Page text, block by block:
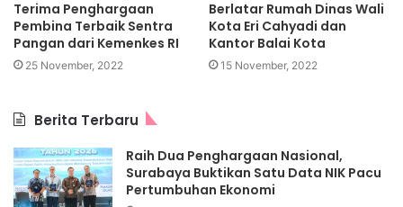
Terima Penghargaan
Pembina Terbaik Sentra
Pangan dari Kemenkes RI
25 November, 2022
Berlatar Rumah Dinas Wali
Kota Eri Cahyadi dan
Kantor Balai Kota
15 November, 2022
Berita Terbaru
Raih Dua Penghargaan Nasional,
Surabaya Buktikan Satu Data NIK Pacu
Pertumbuhan Ekonomi